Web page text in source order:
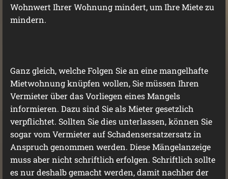
Wohnwert Ihrer Wohnung mindert, um Ihre Miete zu
mindern.
Ganz gleich, welche Folgen Sie an eine mangelhafte
Mietwohnung knüpfen wollen, Sie müssen Ihren
Vermieter über das Vorliegen eines Mangels
informieren. Dazu sind Sie als Mieter gesetzlich
verpflichtet. Sollten Sie dies unterlassen, können Sie
sogar vom Vermieter auf Schadensersatzersatz in
Anspruch genommen werden. Diese Mängelanzeige
muss aber nicht schriftlich erfolgen. Schriftlich sollte
es nur deshalb gemacht werden, damit nachher der